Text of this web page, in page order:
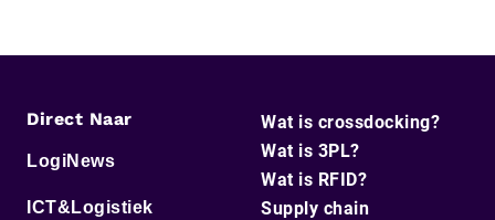
Direct Naar
LogiNews
ICT&Logistiek
Wat is crossdocking?
Wat is 3PL?
Wat is RFID?
Supply chain